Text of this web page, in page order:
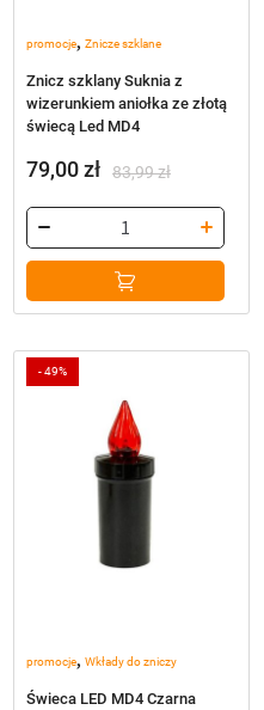
promocje, Znicze szklane
Znicz szklany Suknia z
wizerunkiem aniołka ze złotą
świecą Led MD4
83,99zł
cena
wynosiła:
79,00zł
cena
wynosi:
promocje, Wkłady do zniczy
Świeca LED MD4 Czarna
-49%